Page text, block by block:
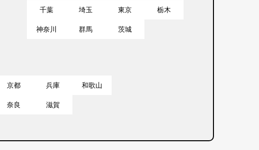
千葉 埼玉 東京 栃木
神奈川 群馬 茨城
京都 兵庫 和歌山
奈良 滋賀